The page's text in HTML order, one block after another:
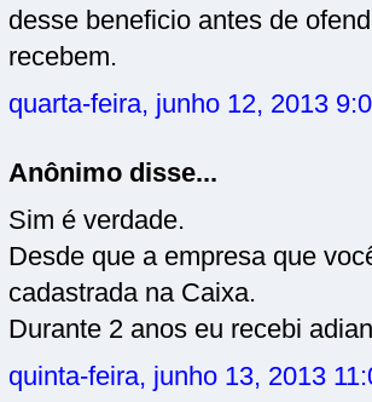
desse beneficio antes de
recebem.
quarta-feira, junho 12, 2013
Anônimo disse...
Sim é verdade.
Desde que a empresa que
cadastrada na Caixa.
Durante 2 anos eu recebi
quinta-feira, junho 13, 2013